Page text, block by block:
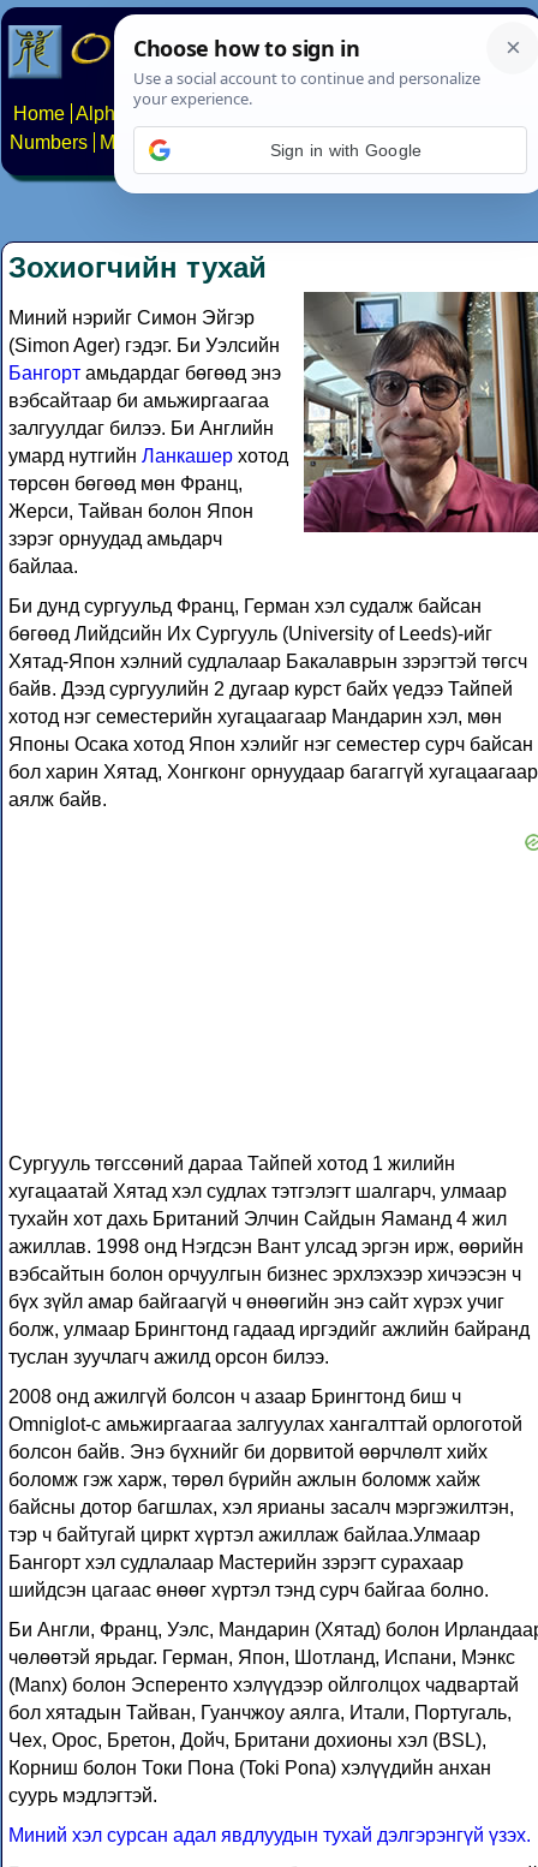
Home Alphabets Constructed scripts
Numbers
Multilingual Pages Search News About
Зохиогчийн тухай
Миний нэрийг Симон Эйгэр
(Simon Ager) гэдэг. Би Уэлсийн
Бангорт амьдардаг бөгөөд энэ
вэбсайтаар би амьжиргаагаа
залгуулдаг билээ. Би Английн
умард нутгийн Ланкашер хотод
төрсөн бөгөөд мөн Франц,
Жерси, Тайван болон Япон
зэрэг орнуудад амьдарч
байлаа.
Би дунд сургуульд Франц, Герман хэл судалж байсан
бөгөөд Лийдсийн Их Сургууль (University of Leeds)-ийг
Хятад-Япон хэлний судлалаар Бакалаврын зэрэгтэй төгсч
байв. Дээд сургуулийн 2 дугаар курст байх үедээ Тайпей
хотод нэг семестерийн хугацаагаар Мандарин хэл, мөн
Японы Осака хотод Япон хэлийг нэг семестер сурч байсан
бол харин Хятад, Хонгконг орнуудаар багаггүй хугацаагаар
аялж байв.
Сургууль төгссөний дараа Тайпей хотод 1 жилийн
хугацаатай Хятад хэл судлах тэтгэлэгт шалгарч, улмаар
тухайн хот дахь Британий Элчин Сайдын Яаманд 4 жил
ажиллав. 1998 онд Нэгдсэн Вант улсад эргэн ирж, өөрийн
вэбсайтын болон орчуулгын бизнес эрхлэхээр хичээсэн ч
бүх зүйл амар байгаагүй ч өнөөгийн энэ сайт хүрэх учиг
болж, улмаар Брингтонд гадаад иргэдийг ажлийн байранд
туслан зуучлагч ажилд орсон билээ.
2008 онд ажилгүй болсон ч азаар Брингтонд биш ч
Omniglot-с амьжиргаагаа залгуулах хангалттай орлоготой
болсон байв. Энэ бүхнийг би дорвитой өөрчлөлт хийх
боломж гэж харж, төрөл бүрийн ажлын боломж хайж
байсны дотор багшлах, хэл ярианы засалч мэргэжилтэн,
тэр ч байтугай циркт хүртэл ажиллаж байлаа.Улмаар
Бангорт хэл судлалаар Мастерийн зэрэгт сурахаар
шийдсэн цагаас өнөөг хүртэл тэнд сурч байгаа болно.
Би Англи, Франц, Уэлс, Мандарин (Хятад) болон
чөлөөтэй ярьдаг. Герман, Япон, Шотланд, Испани, Мэнкс
(Manx) болон Эсперенто хэлүүдээр ойлголцох чадвартай
бол хятадын Тайван, Гуанчжоу аялга, Итали, Португаль,
Чех, Орос, Бретон, Дойч, Британи дохионы хэл (BSL),
Корниш болон Токи Пона (Toki Pona) хэлүүдийн анхан
суурь мэдлэгтэй.
Миний хэл сурсан адал явдлуудын тухай дэлгэрэнгүй үзэх.
Sign in with Google